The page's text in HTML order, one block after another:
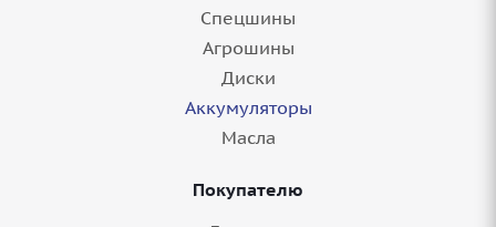
Спецшины
Агрошины
Диски
Аккумуляторы
Масла
Покупателю